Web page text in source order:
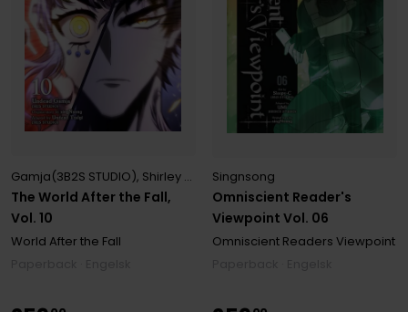
The World After the Fall,
Vol. 10
Gamja(3B2S STUDIO), Shirley Chen ,Singnsong
World After the Fall
Omniscient Reader's
Viewpoint Vol. 06
Singnsong
Omniscient Readers Viewpoint